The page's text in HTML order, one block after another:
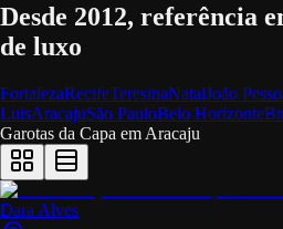
Desde 2012, referência
de luxo
FortalezaRecifeTeresinaNatalJoão
LuisAracajuSão PauloBelo Horizonte
Garotas da Capa em Aracaju
Dara Alves